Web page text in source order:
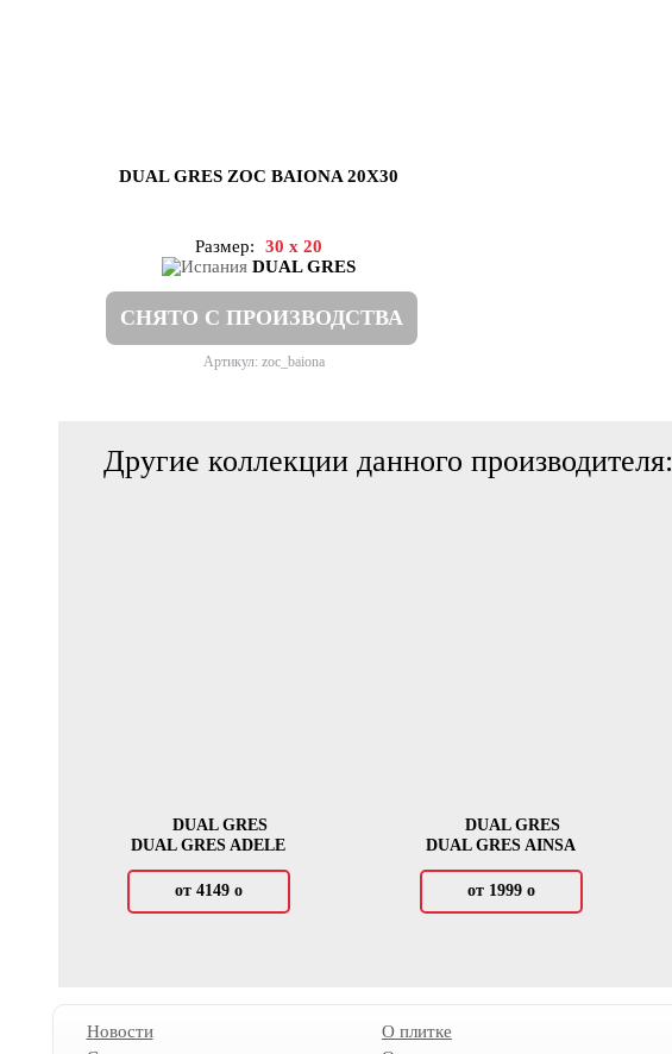
DUAL GRES ZOC BAIONA 20X30
Размер:
30 x 20
DUAL GRES
СНЯТО С ПРОИЗВОДСТВА
Артикул: zoc_baiona
Другие коллекции данного производителя:
DUAL GRES
DUAL GRES ADELE
от 4149 о
DUAL GRES
DUAL GRES AINSA
от 1999 о
Новости
О плитке